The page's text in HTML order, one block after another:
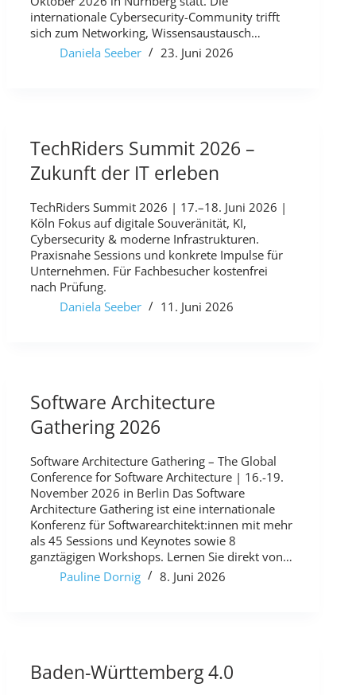
internationale Cybersecurity-Community trifft
sich zum Networking, Wissensaustausch…
Daniela Seeber
23. Juni 2026
TechRiders Summit 2026 –
Zukunft der IT erleben
TechRiders Summit 2026 | 17.–18. Juni 2026 |
Köln Fokus auf digitale Souveränität, KI,
Cybersecurity & moderne Infrastrukturen.
Praxisnahe Sessions und konkrete Impulse für
Unternehmen. Für Fachbesucher kostenfrei
nach Prüfung.
Daniela Seeber
11. Juni 2026
Software Architecture
Gathering 2026
Software Architecture Gathering – The Global
Conference for Software Architecture | 16.-19.
November 2026 in Berlin Das Software
Architecture Gathering ist eine internationale
Konferenz für Softwarearchitekt:innen mit mehr
als 45 Sessions und Keynotes sowie 8
ganztägigen Workshops. Lernen Sie direkt von…
Pauline Dornig
8. Juni 2026
Baden-Württemberg 4.0